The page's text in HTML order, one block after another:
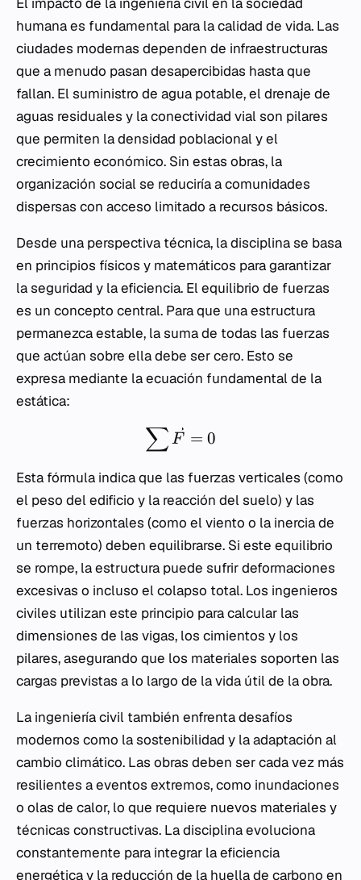
humana es fundamental para la calidad de vida. Las
ciudades modernas dependen de infraestructuras
que a menudo pasan desapercibidas hasta que
fallan. El suministro de agua potable, el drenaje de
aguas residuales y la conectividad vial son pilares
que permiten la densidad poblacional y el
crecimiento económico. Sin estas obras, la
organización social se reduciría a comunidades
dispersas con acceso limitado a recursos básicos.
Desde una perspectiva técnica, la disciplina se basa
en principios físicos y matemáticos para garantizar
la seguridad y la eficiencia. El equilibrio de fuerzas
es un concepto central. Para que una estructura
permanezca estable, la suma de todas las fuerzas
que actúan sobre ella debe ser cero. Esto se
expresa mediante la ecuación fundamental de la
estática:
∑ F = 0
Esta fórmula indica que las fuerzas verticales (como
el peso del edificio y la reacción del suelo) y las
fuerzas horizontales (como el viento o la inercia de
un terremoto) deben equilibrarse. Si este equilibrio
se rompe, la estructura puede sufrir deformaciones
excesivas o incluso el colapso total. Los ingenieros
civiles utilizan este principio para calcular las
dimensiones de las vigas, los cimientos y los
pilares, asegurando que los materiales soporten las
cargas previstas a lo largo de la vida útil de la obra.
La ingeniería civil también enfrenta desafíos
modernos como la sostenibilidad y la adaptación al
cambio climático. Las obras deben ser cada vez más
resilientes a eventos extremos, como inundaciones
o olas de calor, lo que requiere nuevos materiales y
técnicas constructivas. La disciplina evoluciona
constantemente para integrar la eficiencia
energética y la reducción de la huella de carbono en